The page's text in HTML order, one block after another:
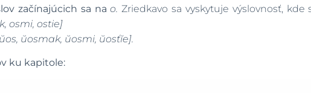
začínajúcich sa nao. Zriedkavo sa vyskytuje výslovnosť,
osmi, ostie]
ŭosmak, ŭosmi, ŭosťĭe].
ku kapitole: